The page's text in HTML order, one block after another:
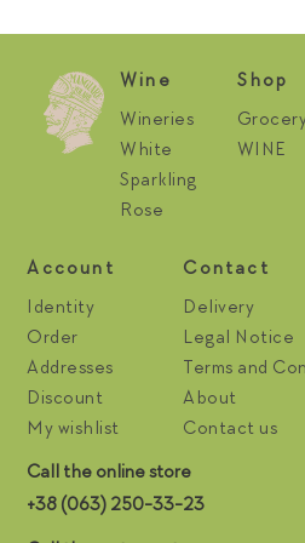
Wine
Wineries
White
Sparkling
Rose
Shop
WINE
Account
Identity
Order
Addresses
Discount
My wishlist
Contact
Delivery
Legal Notice
Terms and
About
Contact us
Call the online store
+38 (063) 250-33-23